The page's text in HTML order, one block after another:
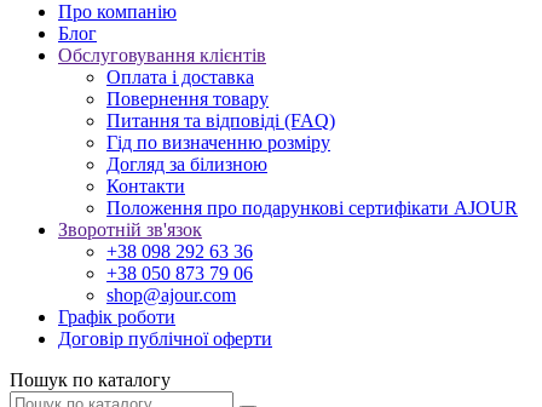
Про компанію
Блог
Обслуговування клієнтів
Оплата і доставка
Повернення товару
Питання та відповіді (FAQ)
Гід по визначенню розміру
Догляд за білизною
Контакти
Положення про подарункові сертифікати AJOUR
Зворотній зв'язок
+38 098 292 63 36
+38 050 873 79 06
shop@ajour.com
Графік роботи
Договір публічної оферти
Пошук по каталогу